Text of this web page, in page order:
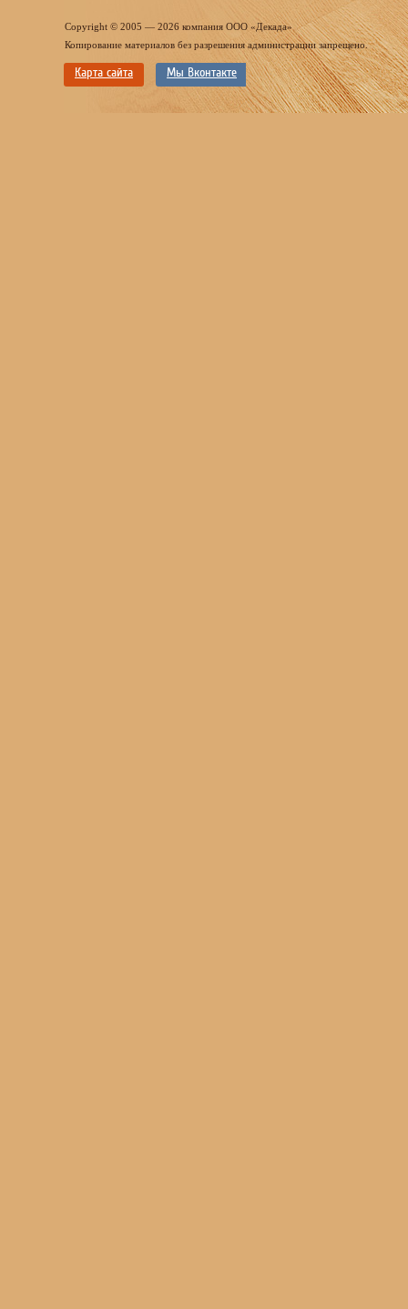
Copyright © 2005 — 2026 компания ООО «Декада»
Копирование материалов без разрешения администрации запрещено.
Карта сайта Мы Вконтакте